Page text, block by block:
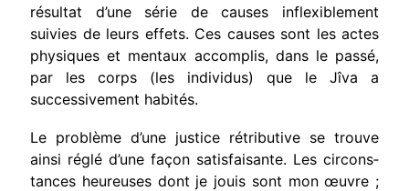
résultat d’une série de causes inflexible­ment
suivies de leurs effets. Ces causes sont les actes
physiques et mentaux accomplis, dans le passé,
par les corps (les individus) que le Jîva a
successivement habités.
Le problème d’une justice rétributive se trouve
ainsi réglé d’une façon satisfaisante. Les circons­
tances heureuses dont je jouis sont mon œuvre ;